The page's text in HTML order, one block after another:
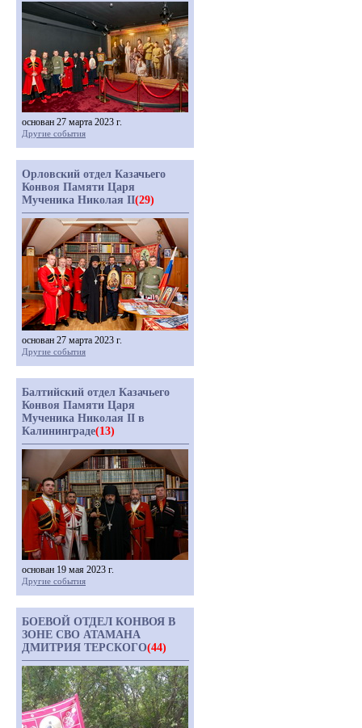
основан 27 марта 2023 г.
Другие события
Орловский отдел Казачьего
Конвоя Памяти Царя
Мученика Николая II(29)
основан 27 марта 2023 г.
Другие события
Балтийский отдел Казачьего
Конвоя Памяти Царя
Мученика Николая II в
Калининграде(13)
основан 19 мая 2023 г.
Другие события
БОЕВОЙ ОТДЕЛ КОНВОЯ В
ЗОНЕ СВО АТАМАНА
ДМИТРИЯ ТЕРСКОГО(44)